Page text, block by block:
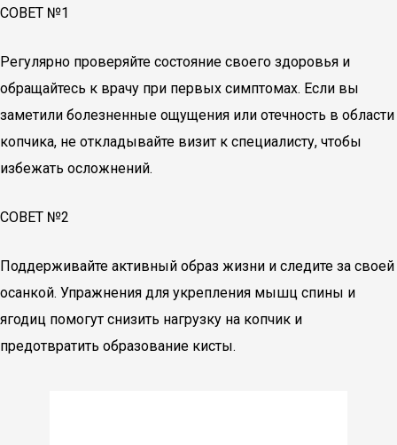
СОВЕТ №1
Регулярно проверяйте состояние своего здоровья и
обращайтесь к врачу при первых симптомах. Если вы
заметили болезненные ощущения или отечность в области
копчика, не откладывайте визит к специалисту, чтобы
избежать осложнений.
СОВЕТ №2
Поддерживайте активный образ жизни и следите за своей
осанкой. Упражнения для укрепления мышц спины и
ягодиц помогут снизить нагрузку на копчик и
предотвратить образование кисты.